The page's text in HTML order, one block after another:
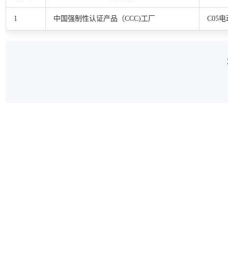
1 中国强制性认证产品（CCC)工厂 C05